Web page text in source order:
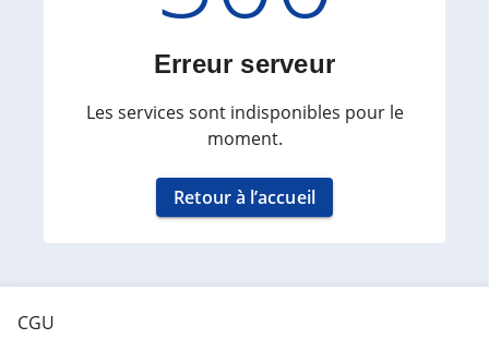
Erreur serveur
Les services sont indisponibles pour le
moment.
Retour à l’accueil
CGU